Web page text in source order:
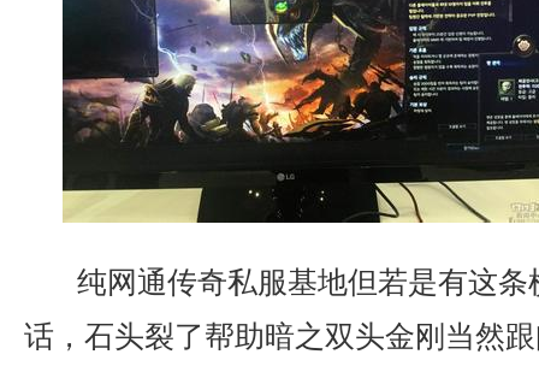
纯网通传奇私服基地但若是有这
话，石头裂了帮助暗之双头金刚当然